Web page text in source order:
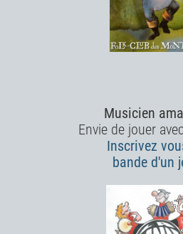
Musicien
Envie de jouer
Inscrivez
bande d'un